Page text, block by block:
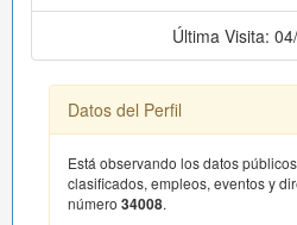
Última Visita:
Datos del Perfil
Está observando los datos
clasificados, empleos, eventos y
número 34008.